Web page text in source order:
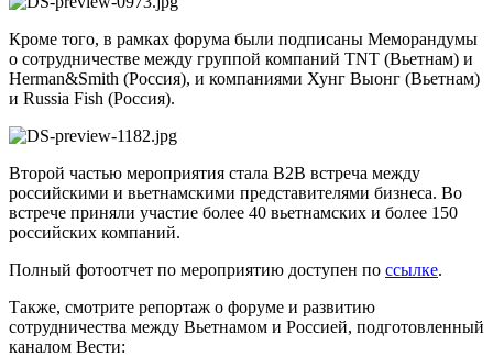
Кроме того, в рамках форума были подписаны Меморандумы
о сотрудничестве между группой компаний TNT (Вьетнам) и
Herman&Smith (Россия), и компаниями Хунг Выонг (Вьетнам)
и Russia Fish (Россия).
Второй частью мероприятия стала B2B встреча между
российскими и вьетнамскими представителями бизнеса. Во
встрече приняли участие более 40 вьетнамских и более 150
российских компаний.
Полный фотоотчет по мероприятию доступен по ссылке.
Также, смотрите репортаж о форуме и развитию
сотрудничества между Вьетнамом и Россией, подготовленный
каналом Вести: